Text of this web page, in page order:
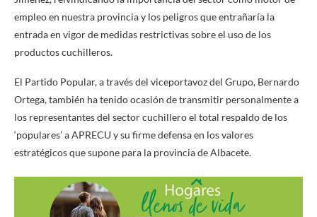
empleo en nuestra provincia y los peligros que entrañaría la
entrada en vigor de medidas restrictivas sobre el uso de los
productos cuchilleros.
El Partido Popular, a través del viceportavoz del Grupo, Bernardo
Ortega, también ha tenido ocasión de transmitir personalmente a
los representantes del sector cuchillero el total respaldo de los
‘populares’ a APRECU y su firme defensa en los valores
estratégicos que supone para la provincia de Albacete.